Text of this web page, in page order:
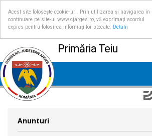
Acest site folosește cookie-uri. Prin utilizarea și navigarea în
continuare pe site-ul www.cjarges.ro, vă exprimați acordul
expres pentru folosirea informațiilor stocate.
Detalii
Primăria Teiu
Anunturi